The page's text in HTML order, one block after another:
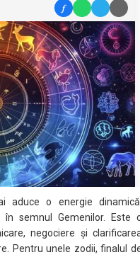
f
aduce o energie
semnul Gemenilor. Este
negociere și
Pentru unele zodii, finalul